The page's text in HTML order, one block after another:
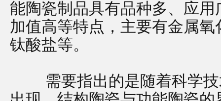
能陶瓷制品具有品种多、应
加值高等特点，主要有金属
钛酸盐等。
需要指出的是随着科学技